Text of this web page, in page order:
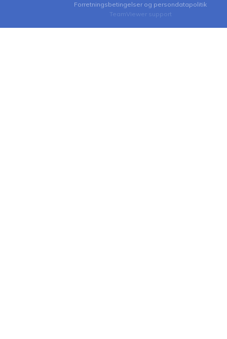
Forretningsbetingelser og persondatapolitik
TeamViewer support